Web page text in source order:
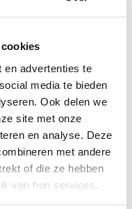
en advertenties te
media te bieden
Ook delen we
site met onze
en analyse. Deze
met andere
of die ze hebben
van hun services.